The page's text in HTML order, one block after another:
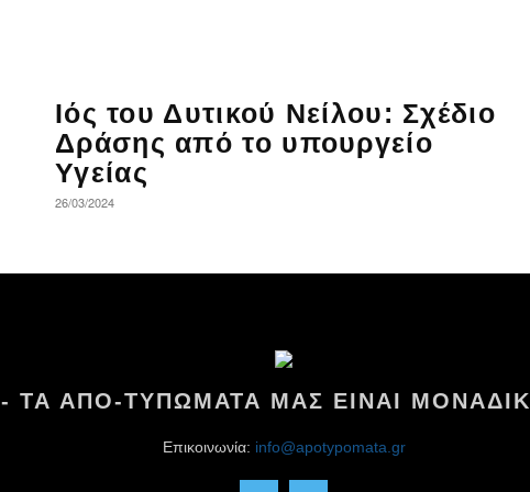
Ιός του Δυτικού Νείλου: Σχέδιο
Δράσης από το υπουργείο
Υγείας
26/03/2024
- ΤΑ ΑΠΟ-ΤΥΠΩΜΑΤΑ ΜΑΣ ΕΙΝΑΙ
Επικοινωνία: info@apotypomata.gr